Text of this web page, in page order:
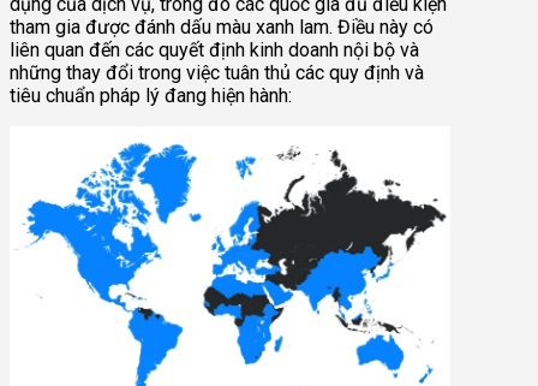
dụng của dịch vụ, trong đó các quốc gia đủ điều kiện
tham gia được đánh dấu màu xanh lam. Điều này có
liên quan đến các quyết định kinh doanh nội bộ và
những thay đổi trong việc tuân thủ các quy định và
tiêu chuẩn pháp lý đang hiện hành: